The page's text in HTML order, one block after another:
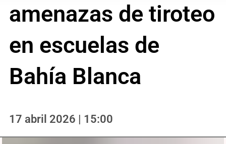
amenazas de tiroteo
en escuelas de
Bahía Blanca
17 abril 2026 | 15:00